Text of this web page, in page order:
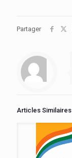
Partager
Articles Similaires